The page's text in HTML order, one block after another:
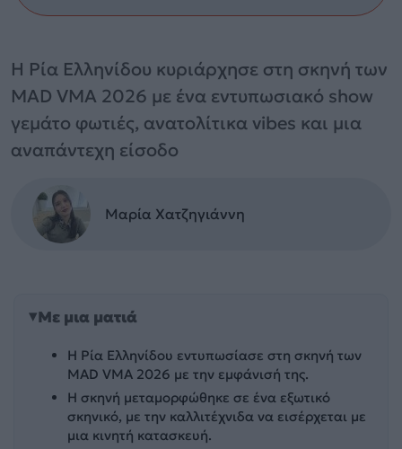
Η Ρία Ελληνίδου κυριάρχησε στη σκηνή των
MAD VMA 2026 με ένα εντυπωσιακό show
γεμάτο φωτιές, ανατολίτικα vibes και μια
αναπάντεχη είσοδο
Μαρία Χατζηγιάννη
Με μια ματιά
Η Ρία Ελληνίδου εντυπωσίασε στη σκηνή των
MAD VMA 2026 με την εμφάνισή της.
Η σκηνή μεταμορφώθηκε σε ένα εξωτικό
σκηνικό, με την καλλιτέχνιδα να εισέρχεται με
μια κινητή κατασκευή.